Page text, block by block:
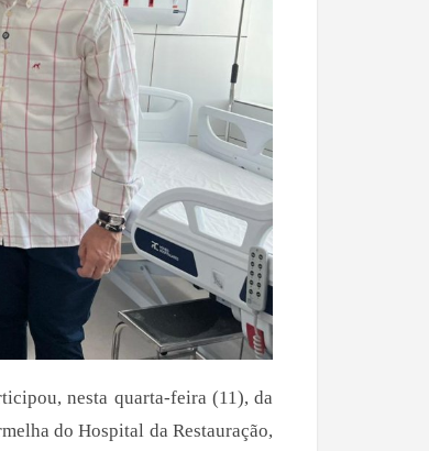
nesta quarta-feira (11), da
do Hospital da Restauração,